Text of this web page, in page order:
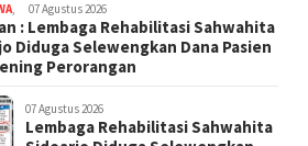
, 07 Agustus 2026
: Lembaga Rehabilitasi Sahwahita
Diduga Selewengkan Dana Pasien
Perorangan
07 Agustus 2026
Lembaga Rehabilitasi Sahwahita